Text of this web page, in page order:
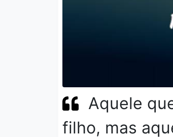
Aquele
filho, mas